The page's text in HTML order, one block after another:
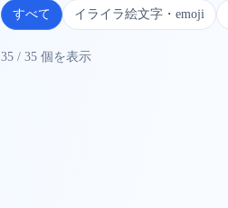
すべて イライラ絵文字・emoji
35 / 35 個を表示